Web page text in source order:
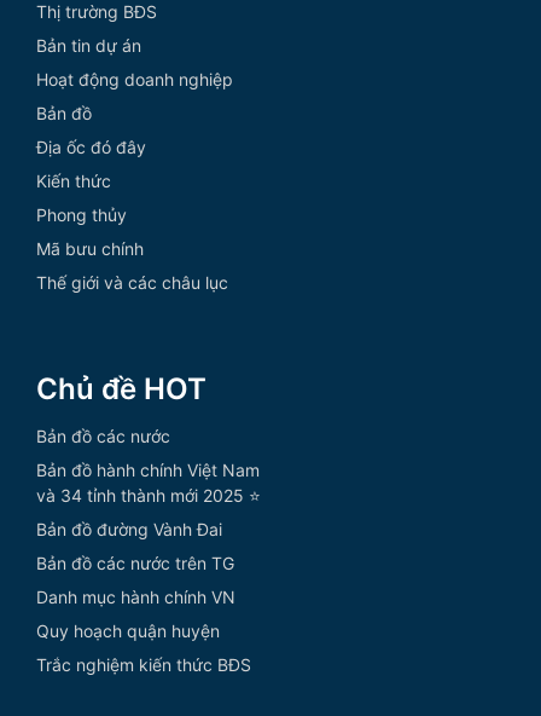
Thị trường BĐS
Bản tin dự án
Hoạt động doanh nghiệp
Bản đồ
Địa ốc đó đây
Kiến thức
Phong thủy
Mã bưu chính
Thế giới và các châu lục
Chủ đề HOT
Bản đồ các nước
Bản đồ hành chính Việt Nam
và 34 tỉnh thành mới 2025 ⭐
Bản đồ đường Vành Đai
Bản đồ các nước trên TG
Danh mục hành chính VN
Quy hoạch quận huyện
Trắc nghiệm kiến thức BĐS